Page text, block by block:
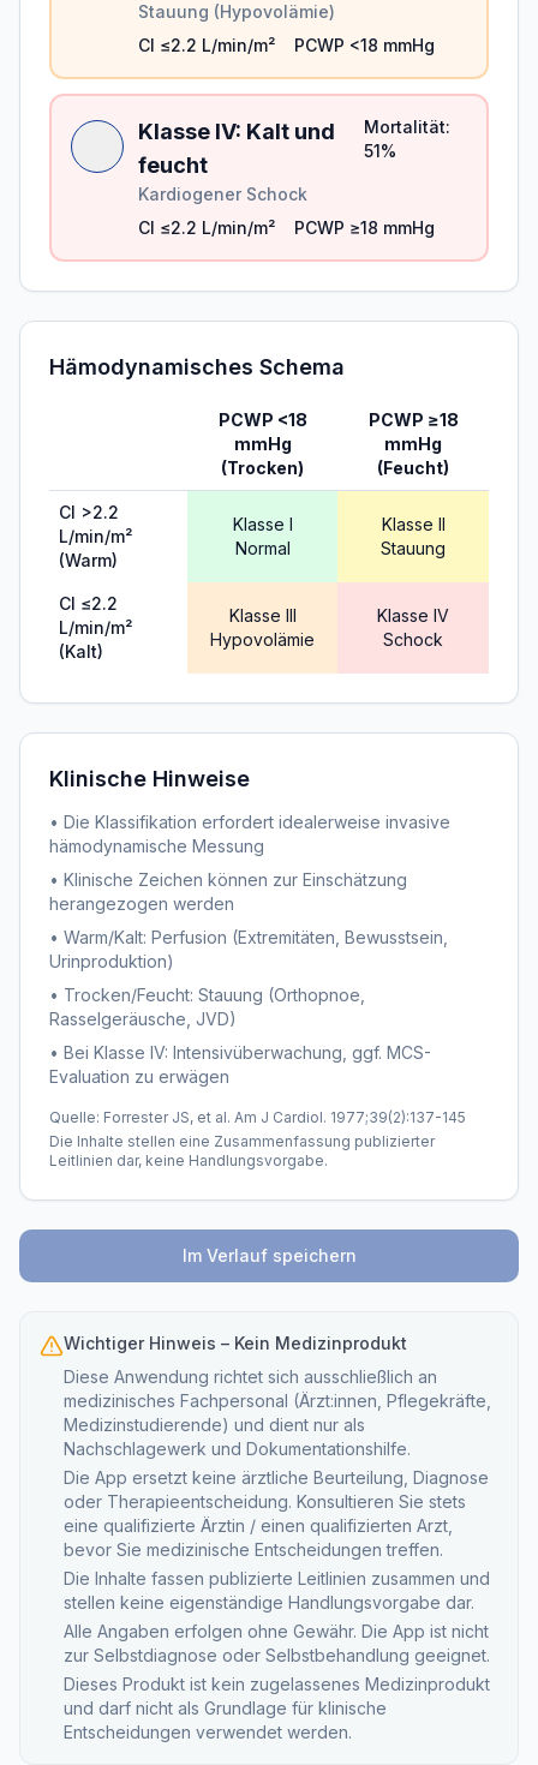
Stauung (Hypovolämie)
CI ≤2.2 L/min/m² PCWP <18 mmHg
Klasse IV: Kalt und
feucht
Kardiogener Schock
Mortalität:
51%
CI ≤2.2 L/min/m² PCWP ≥18 mmHg
Hämodynamisches Schema
PCWP <18
mmHg
(Trocken)
PCWP ≥18
mmHg
(Feucht)
CI >2.2
L/min/m²
(Warm)
Klasse I
Normal
Klasse II
Stauung
CI ≤2.2
L/min/m²
(Kalt)
Klasse III
Hypovolämie
Klasse IV
Schock
Klinische Hinweise
• Die Klassifikation erfordert idealerweise invasive
hämodynamische Messung
• Klinische Zeichen können zur Einschätzung
herangezogen werden
• Warm/Kalt: Perfusion (Extremitäten, Bewusstsein,
Urinproduktion)
• Trocken/Feucht: Stauung (Orthopnoe,
Rasselgeräusche, JVD)
• Bei Klasse IV: Intensivüberwachung, ggf. MCS-
Evaluation zu erwägen
Quelle: Forrester JS, et al. Am J Cardiol. 1977;39(2):137-145
Die Inhalte stellen eine Zusammenfassung publizierter
Leitlinien dar, keine Handlungsvorgabe.
Im Verlauf speichern
Wichtiger Hinweis – Kein Medizinprodukt
Diese Anwendung richtet sich ausschließlich an
medizinisches Fachpersonal (Ärzt:innen, Pflegekräfte,
Medizinstudierende) und dient nur als
Nachschlagewerk und Dokumentationshilfe.
Die App ersetzt keine ärztliche Beurteilung, Diagnose
oder Therapieentscheidung. Konsultieren Sie stets
eine qualifizierte Ärztin / einen qualifizierten Arzt,
bevor Sie medizinische Entscheidungen treffen.
Die Inhalte fassen publizierte Leitlinien zusammen und
stellen keine eigenständige Handlungsvorgabe dar.
Alle Angaben erfolgen ohne Gewähr. Die App ist nicht
zur Selbstdiagnose oder Selbstbehandlung geeignet.
Dieses Produkt ist kein zugelassenes Medizinprodukt
und darf nicht als Grundlage für klinische
Entscheidungen verwendet werden.